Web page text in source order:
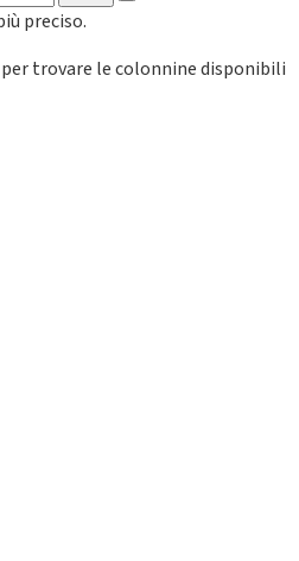
preciso.
trovare le colonnine disponibili